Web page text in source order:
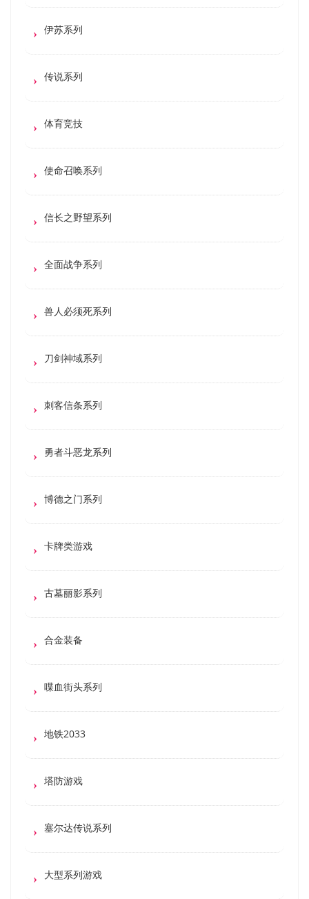
伊苏系列
传说系列
体育竞技
使命召唤系列
信长之野望系列
全面战争系列
兽人必须死系列
刀剑神域系列
刺客信条系列
勇者斗恶龙系列
博德之门系列
卡牌类游戏
古墓丽影系列
合金装备
喋血街头系列
地铁2033
塔防游戏
塞尔达传说系列
大型系列游戏